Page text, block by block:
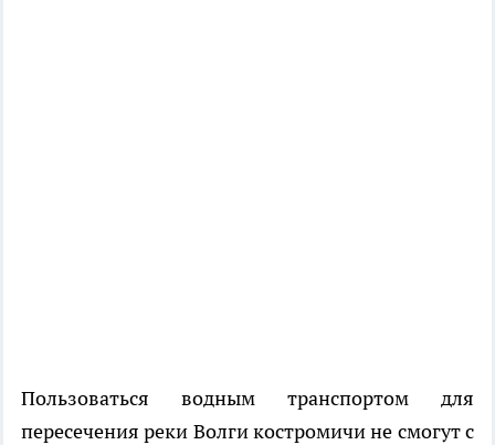
Пользоваться водным транспортом для
пересечения реки Волги костромичи не смогут с